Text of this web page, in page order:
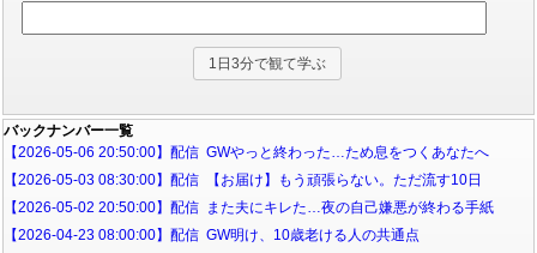
バックナンバー一覧
【2026-05-06 20:50:00】配信 GWやっと終わった…ため息をつくあなたへ
【2026-05-03 08:30:00】配信 【お届け】もう頑張らない。ただ流す10日
【2026-05-02 20:50:00】配信 また夫にキレた…夜の自己嫌悪が終わる手紙
【2026-04-23 08:00:00】配信 GW明け、10歳老ける人の共通点